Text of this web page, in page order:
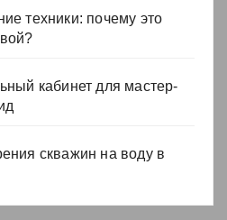
техники: почему это
кабинет для мастер-
скважин на воду в